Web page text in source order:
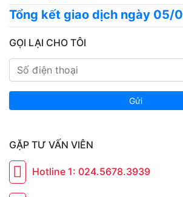
Tổng kết giao dịch ngày 05/
GỌI LẠI CHO TÔI
Gửi
GẶP TƯ VẤN VIÊN
Hotline 1: 024.5678.3939